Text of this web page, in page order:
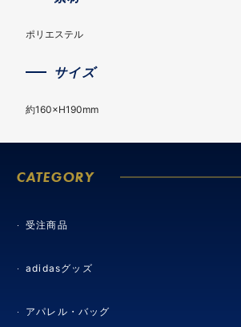
ポリエステル
サイズ
約160×H190mm
CATEGORY
受注商品
adidasグッズ
アパレル・バッグ